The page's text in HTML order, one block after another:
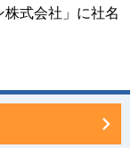
式会社」に社名